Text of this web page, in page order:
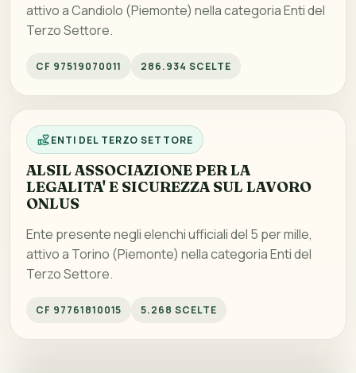
attivo a Candiolo (Piemonte) nella categoria Enti del
Terzo Settore.
CF 97519070011 286.934 SCELTE
ENTI DEL TERZO SETTORE
ALSIL ASSOCIAZIONE PER LA
LEGALITA' E SICUREZZA SUL LAVORO
ONLUS
Ente presente negli elenchi ufficiali del 5 per mille,
attivo a Torino (Piemonte) nella categoria Enti del
Terzo Settore.
CF 97761810015 5.268 SCELTE